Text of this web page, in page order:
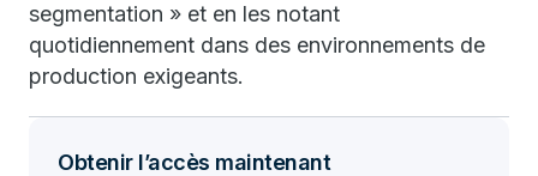
segmentation » et en les notant
quotidiennement dans des environnements de
production exigeants.
Obtenir l’accès maintenant